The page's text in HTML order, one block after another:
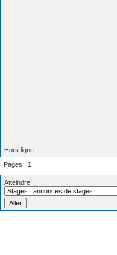
Hors ligne
Pages : 1
Atteindre